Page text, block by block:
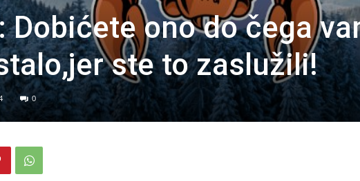
Dobićete ono do čega
ste to zaslužili!
0